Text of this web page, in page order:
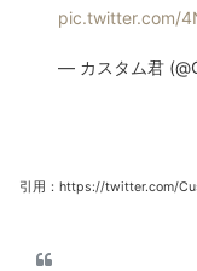
pic.twitter.com/
— カスタム君
引用：https://twitter.com/